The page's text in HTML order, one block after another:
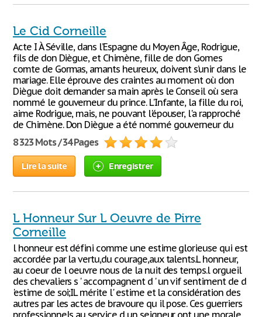
Le Cid Corneille
Acte I À Séville, dans l’Espagne du Moyen Âge, Rodrigue,
fils de don Diègue, et Chimène, fille de don Gomes
comte de Gormas, amants heureux, doivent s’unir dans le
mariage. Elle éprouve des craintes au moment où don
Diègue doit demander sa main après le Conseil où sera
nommé le gouverneur du prince. L'Infante, la fille du roi,
aime Rodrigue, mais, ne pouvant l'épouser, l'a rapproché
de Chimène. Don Diègue a été nommé gouverneur du
8 323 Mots / 34 Pages
Lire la suite Enregistrer
L Honneur Sur L Oeuvre de Pirre
Corneille
l honneur est défini comme une estime glorieuse qui est
accordée par la vertu,du courage,aux talents.L honneur,
au coeur de l oeuvre nous de la nuit des temps.l orgueil
des chevaliers s ' accompagnent d ' un vif sentiment de d
'estime de soi;IL mérite l' estime et la considération des
autres par les actes de bravoure qu il pose. Ces guerriers
professionnels au service d un seigneur ont une morale